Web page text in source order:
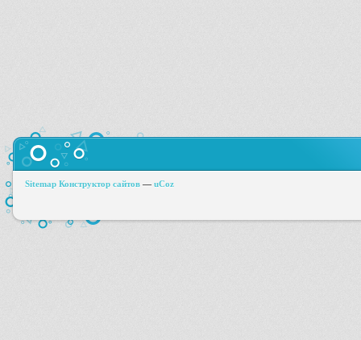
Sitemap Конструктор сайтов — uCoz